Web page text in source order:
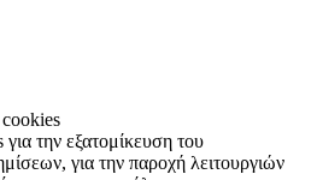
cookies
την εξατομίκευση του
για την παροχή λειτουργιών